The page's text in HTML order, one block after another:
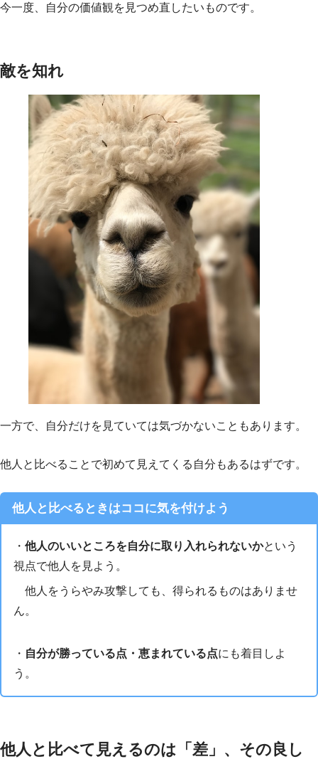
今一度、自分の価値観を見つめ直したいものです。
敵を知れ
一方で、自分だけを見ていては気づかないこともあります。
他人と比べることで初めて見えてくる自分もあるはずです。
他人と比べるときはココに気を付けよう
・他人のいいところを自分に取り入れられないかという
視点で他人を見よう。
他人をうらやみ攻撃しても、得られるものはありませ
ん。
・ 自分が勝っている点・恵まれている点にも着目しよ
う。
他人と比べて見えるのは「差」、その良し